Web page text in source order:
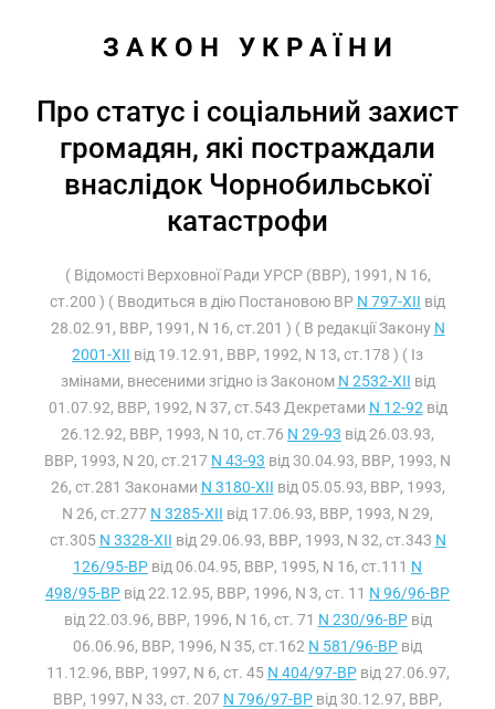
З А К О Н   У К Р А Ї Н И
Про статус і соціальний захист
громадян, які постраждали
внаслідок Чорнобильської
катастрофи
( Відомості Верховної Ради УРСР (ВВР), 1991, N 16,
ст.200 ) ( Вводиться в дію Постановою ВР N 797-XII від
28.02.91, ВВР, 1991, N 16, ст.201 ) ( В редакції Закону N
2001-XII від 19.12.91, ВВР, 1992, N 13, ст.178 ) ( Із
змінами, внесеними згідно із Законом N 2532-XII від
01.07.92, ВВР, 1992, N 37, ст.543 Декретами N 12-92 від
26.12.92, ВВР, 1993, N 10, ст.76 N 29-93 від 26.03.93,
ВВР, 1993, N 20, ст.217 N 43-93 від 30.04.93, ВВР, 1993, N
26, ст.281 Законами N 3180-XII від 05.05.93, ВВР, 1993,
N 26, ст.277 N 3285-XII від 17.06.93, ВВР, 1993, N 29,
ст.305 N 3328-XII від 29.06.93, ВВР, 1993, N 32, ст.343 N
126/95-ВР від 06.04.95, ВВР, 1995, N 16, ст.111 N
498/95-ВР від 22.12.95, ВВР, 1996, N 3, ст. 11 N 96/96-ВР
від 22.03.96, ВВР, 1996, N 16, ст. 71 N 230/96-ВРвід
06.06.96, ВВР, 1996, N 35, ст.162 N 581/96-ВР від
11.12.96, ВВР, 1997, N 6, ст. 45 N 404/97-ВРвід 27.06.97,
ВВР, 1997, N 33, ст. 207 N 796/97-ВР від 30.12.97, ВВР,